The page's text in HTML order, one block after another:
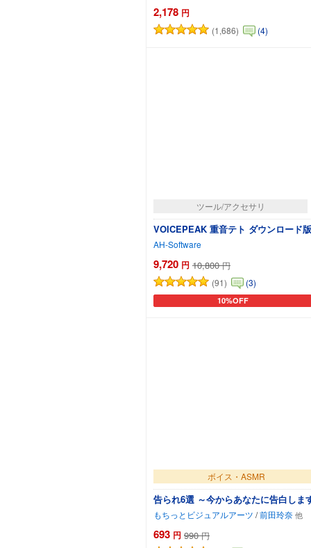
2,178 円
(1,686) (4)
カートに追加
ツール/アクセサリ
VOICEPEAK 重音テト ダウンロード版
AH-Software
9,720 円 10,800 円
(91)
(3)
10%OFF
カートに追加
ボイス・ASMR
告られ6選 ～今からあなたに告白しま
もちっとビジュアルアーツ /前田玲奈
693 円 990 円